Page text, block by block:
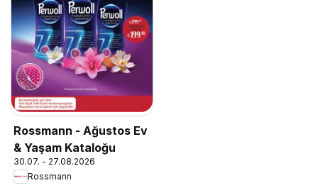
Rossmann - Ağustos Ev
& Yaşam Kataloğu
30.07. - 27.08.2026
Rossmann